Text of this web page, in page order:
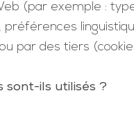
(par exemple :
préférences
par des tiers
sont-ils utilisés ?